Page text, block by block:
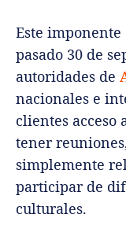
Este
pasado 30 de
autoridades de
nacionales e
clientes acceso
tener
simplemente
participar de
culturales.